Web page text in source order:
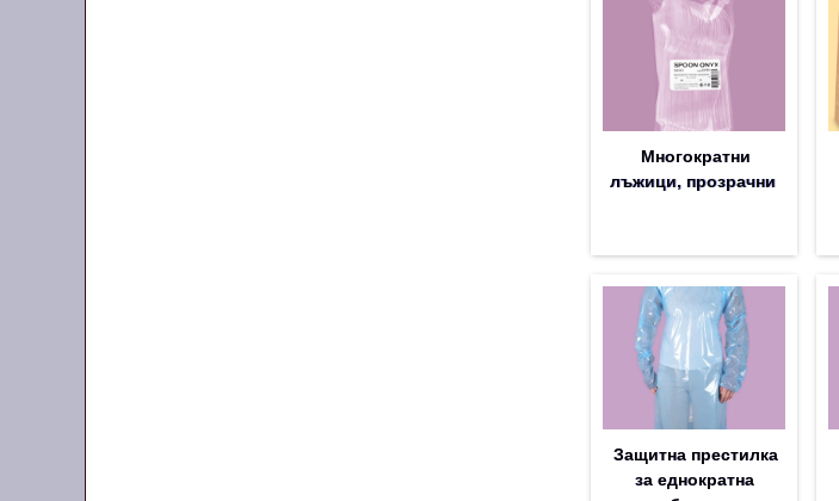
Многократни
лъжици, прозрачни
Защитна престилка
за еднократна